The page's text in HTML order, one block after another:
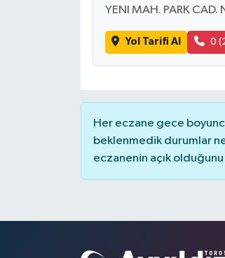
YENI MAH. PARK CAD.
Yol Tarifi Al 0
Her eczane gece
beklenmedik durumlar
eczanenin açık